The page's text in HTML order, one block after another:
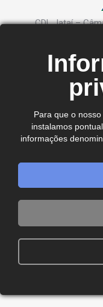
CDL Jataí –
Copyright © 2024
Para que o
instalamos
informações